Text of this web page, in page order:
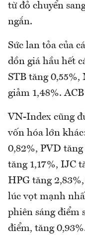
từ đỏ chuyển
ngắn.
Sức lan tỏa của
dồn giá hầu hết
STB tăng
giảm 1,48%.
VN-Index cũng
vốn hóa lớn
0,82%, PVD
tăng 1,17%, IJC
HPG tăng
lúc vọt mạnh
phiên sáng điểm
điểm, tăng